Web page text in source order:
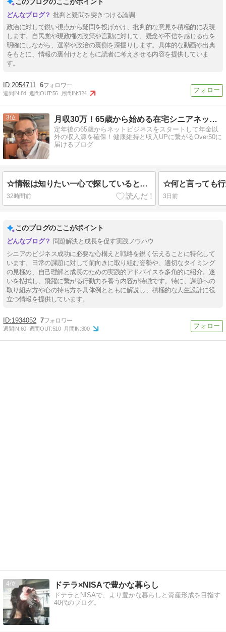
批判と疑問を突きつける論調
政治に対して鋭い視点から疑問を投げかけ、批判的な意見を積極的に表現
します。自民党や現政権の政策や言動に対して、疑念や不信を感じる点を
明確にしながら、選挙や政治の裏側を深掘りします。具体的な動画や出典
をもとに、情報の裏付けとともに読者に考えさせる内容を提供していま
す。
2054711 6
週間IN:84 週間OUT:56 月間IN:324
3 月収30万！65歳から始める在宅シニアネットビジネス！
定年後の65歳からネットビジネスをスタートして年金以
外の収入源を確保！健康維持と収入UPに繋がるOver50に
届けるブログ
☆情報は知りたい一心で探していると、突然現われるから本当に面白い、情報収集はいつも悪戦苦闘である！！
32時間前 3日前
このブログのここがポイント
問題解決と成長を促す実践ノウハウ
シニアのビジネス成功に必要な心構えと戦略を鋭く伝えることに特化して
います。日常の課題に対して前向きに取り組む姿勢や、適切なタイミング
の見極め、自己理解と成長のための実践的アドバイスを多角的に紹介。迷
いを払拭し、飛躍に繋がる行動力を養う内容が特徴です。特に、課題への
取り組み方や心の持ち方を具体例とともに解説し、積極的な人生設計に役
立つ情報を提供しています。
1934052 7
週間IN:60 週間OUT:510 月間IN:300
4 ドテラ×NISAで豊かな暮らし
ドテラとNISAで、より豊かな暮らしと資産形成を目指す
40代のブログ。